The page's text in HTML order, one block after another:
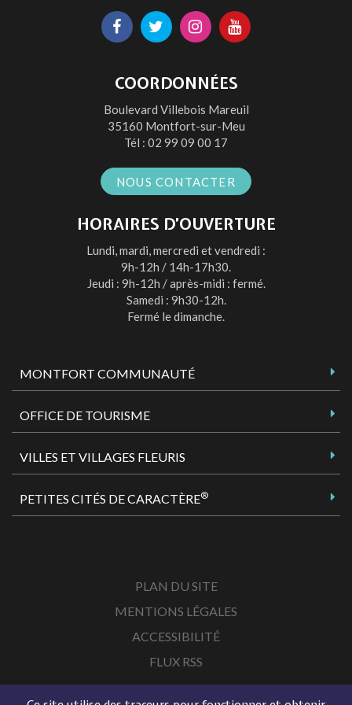
Lien
le
compte
Facebook
Lien
le
compte
Twitter
Lien
le
compte
Instagram
Lien
la
chaîne
Youtube
COORDONNÉES
Boulevard Villebois Mareuil
35160 Montfort-sur-Meu
Tél : 02 99 09 00 17
NOUS CONTACTER
HORAIRES D’OUVERTURE
Lundi, mardi, mercredi et vendredi :
9h-12h / 14h-17h30.
Jeudi : 9h-12h / après-midi : fermé.
Samedi : 9h30-12h.
Fermé le dimanche.
MONTFORT COMMUNAUTÉ
OFFICE DE TOURISME
VILLES ET VILLAGES FLEURIS
PETITES CITÉS DE CARACTÈRE®
PLAN DU SITE
MENTIONS LÉGALES
ACCESSIBILITÉ
FLUX RSS